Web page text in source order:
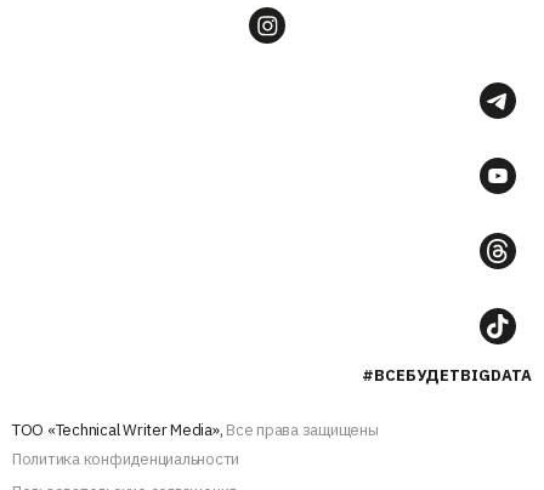
#ВСЕБУДЕТBIGDATA
ТОО «Technical Writer Media», Все права защищены
Политика конфиденциальности